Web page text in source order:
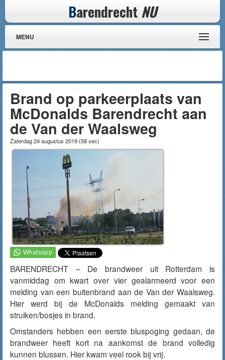
Barendrecht NU
MENU
Brand op parkeerplaats van
McDonalds Barendrecht aan
de Van der Waalsweg
Zaterdag 24 augustus 2019(58 sec)
BARENDRECHT – De brandweer uit Rotterdam is
vanmiddag om kwart over vier gealarmeerd voor een
melding van een buitenbrand aan de Van der Waalsweg.
Hier werd bij de McDonalds melding gemaakt van
struiken/bosjes in brand.
Omstanders hebben een eerste bluspoging gedaan, de
brandweer heeft kort na aankomst de brand volledig
kunnen blussen. Hier kwam veel rook bij vrij.